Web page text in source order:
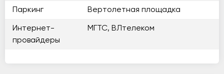
Паркинг Вертолетная площадка
Интернет-
провайдеры
МГТС, ВЛтелеком